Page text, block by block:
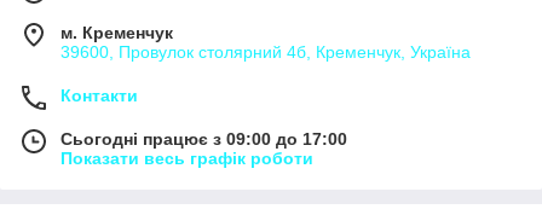
м. Кременчук
39600, Провулок столярний 4б, Кременчук, Україна
Контакти
Сьогодні працює з 09:00 до 17:00
Показати весь графік роботи